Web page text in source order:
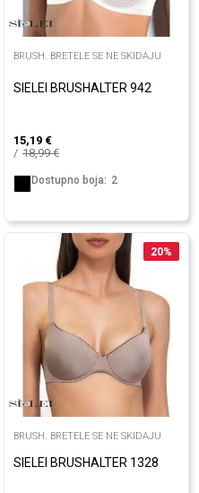
BRUSH. BRETELE SE NE SKIDAJU
SIELEI BRUSHALTER 942
15,19 €
18,99€
Dostupno boja: 2
20%
BRUSH. BRETELE SE NE SKIDAJU
SIELEI BRUSHALTER 1328